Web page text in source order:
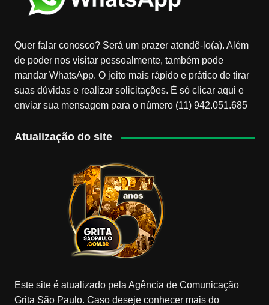
Quer falar conosco? Será um prazer atendê-lo(a). Além
de poder nos visitar pessoalmente, também pode
mandar WhatsApp. O jeito mais rápido e prático de tirar
suas dúvidas e realizar solicitações. É só clicar aqui e
enviar sua mensagem para o número (11) 942.051.685
Atualização do site
Este site é atualizado pela Agência de Comunicação
Grita São Paulo. Caso deseje conhecer mais do